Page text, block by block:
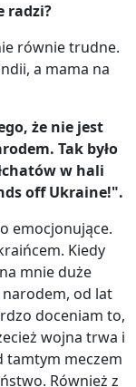
radzi?
równie trudne.
a mama na
że nie jest
Tak było
ów w hali
off Ukraine!".
emocjonujące.
Kiedy
mnie duże
od lat
doceniam to,
wojna trwa i
tamtym meczem
Również z